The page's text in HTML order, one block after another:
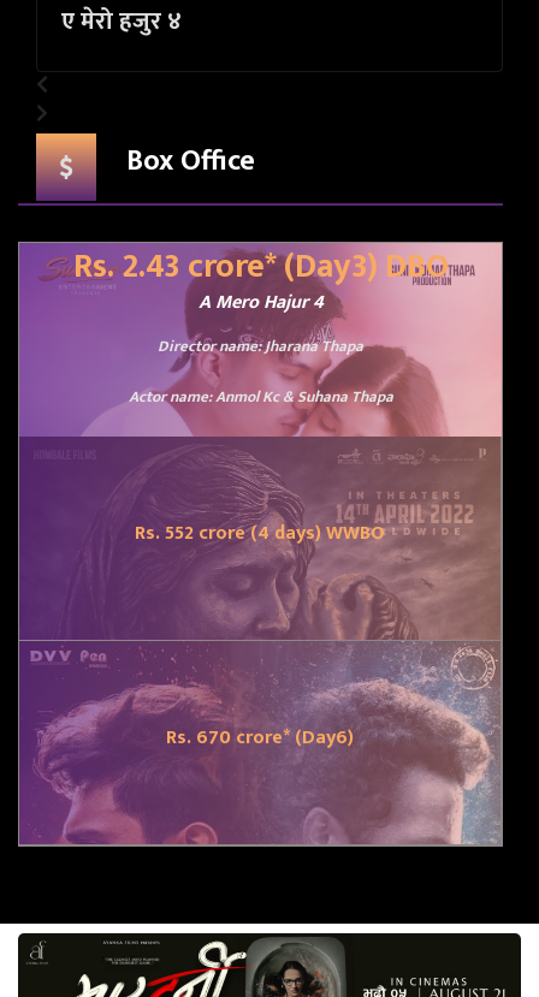
ए मेरो हजुर ४
Box Office
Rs. 2.43 crore* (Day3) DBO
A Mero Hajur 4
Director name:Jharana Thapa
Actor name:Anmol Kc & Suhana Thapa
Rs. 552 crore (4 days) WWBO
Rs. 670 crore* (Day6)